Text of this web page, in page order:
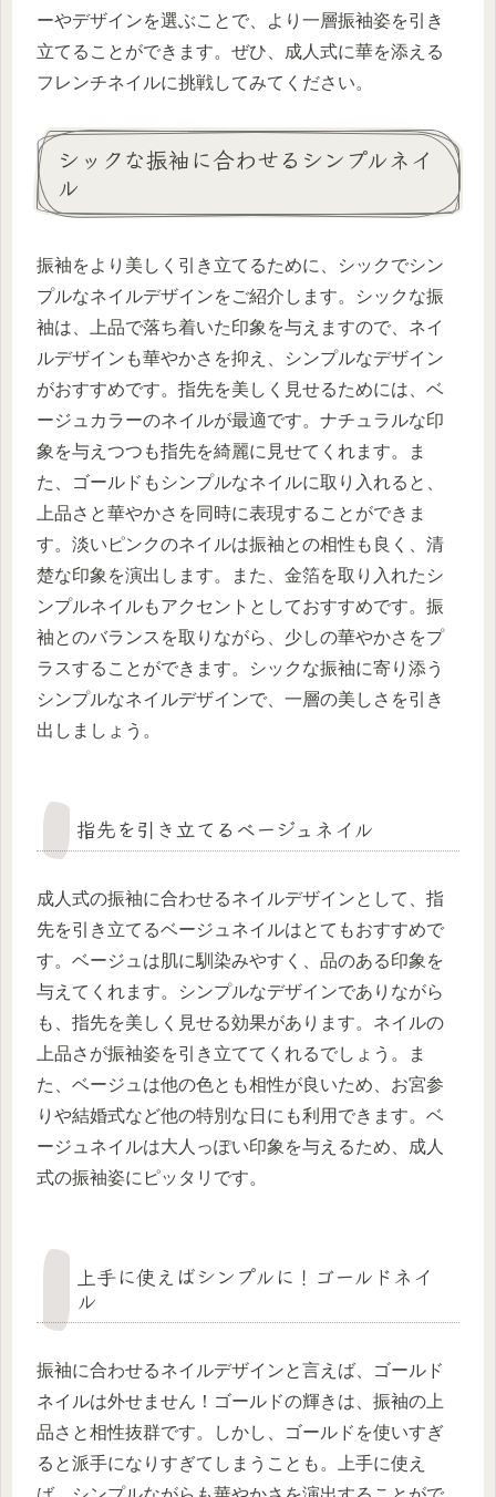
ーやデザインを選ぶことで、より一層振袖姿を引き
立てることができます。ぜひ、成人式に華を添える
フレンチネイルに挑戦してみてください。
シックな振袖に合わせるシンプルネイ
ル
振袖をより美しく引き立てるために、シックでシン
プルなネイルデザインをご紹介します。シックな振
袖は、上品で落ち着いた印象を与えますので、ネイ
ルデザインも華やかさを抑え、シンプルなデザイン
がおすすめです。指先を美しく見せるためには、ベ
ージュカラーのネイルが最適です。ナチュラルな印
象を与えつつも指先を綺麗に見せてくれます。ま
た、ゴールドもシンプルなネイルに取り入れると、
上品さと華やかさを同時に表現することができま
す。淡いピンクのネイルは振袖との相性も良く、清
楚な印象を演出します。また、金箔を取り入れたシ
ンプルネイルもアクセントとしておすすめです。振
袖とのバランスを取りながら、少しの華やかさをプ
ラスすることができます。シックな振袖に寄り添う
シンプルなネイルデザインで、一層の美しさを引き
出しましょう。
指先を引き立てるベージュネイル
成人式の振袖に合わせるネイルデザインとして、指
先を引き立てるベージュネイルはとてもおすすめで
す。ベージュは肌に馴染みやすく、品のある印象を
与えてくれます。シンプルなデザインでありながら
も、指先を美しく見せる効果があります。ネイルの
上品さが振袖姿を引き立ててくれるでしょう。ま
た、ベージュは他の色とも相性が良いため、お宮参
りや結婚式など他の特別な日にも利用できます。ベ
ージュネイルは大人っぽい印象を与えるため、成人
式の振袖姿にピッタリです。
上手に使えばシンプルに！ゴールドネイ
ル
振袖に合わせるネイルデザインと言えば、ゴールド
ネイルは外せません！ゴールドの輝きは、振袖の上
品さと相性抜群です。しかし、ゴールドを使いすぎ
ると派手になりすぎてしまうことも。上手に使え